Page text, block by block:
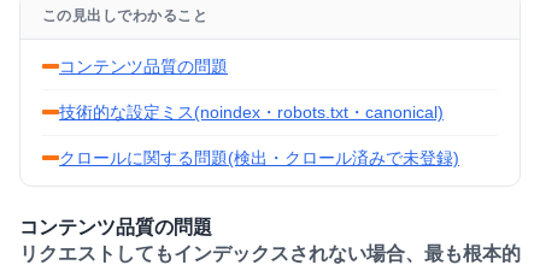
この見出しでわかること
コンテンツ品質の問題
技術的な設定ミス(noindex・robots.txt・canonical)
クロールに関する問題(検出・クロール済みで未登録)
コンテンツ品質の問題
リクエストしてもインデックスされない場合、最も根本的